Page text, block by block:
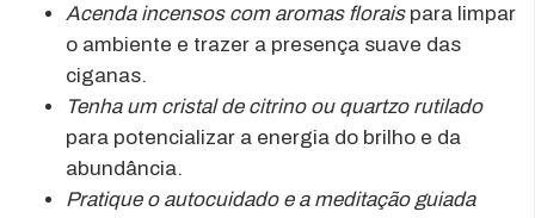
Acenda incensos com aromas floraispara limpar
o ambiente e trazer a presença suave das
ciganas.
Tenha um cristal de citrino ou quartzo rutilado
para potencializar a energia do brilho e da
abundância.
Pratique o autocuidado e a meditação guiada